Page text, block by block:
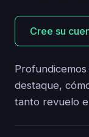
Cree su
destaque,
tanto revuelo